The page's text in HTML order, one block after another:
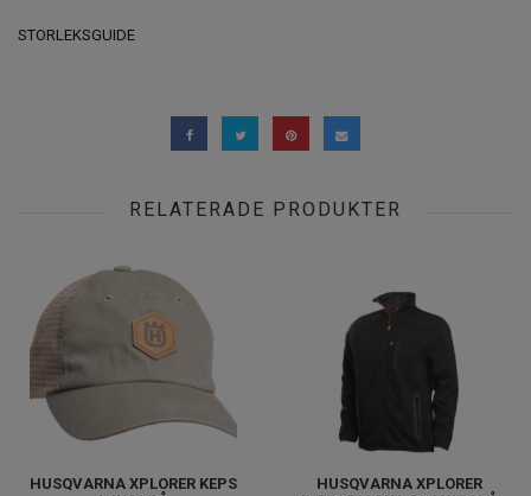
STORLEKSGUIDE
RELATERADE PRODUKTER
HUSQVARNA XPLORER KEPS
HUSQVARNA XPLORER